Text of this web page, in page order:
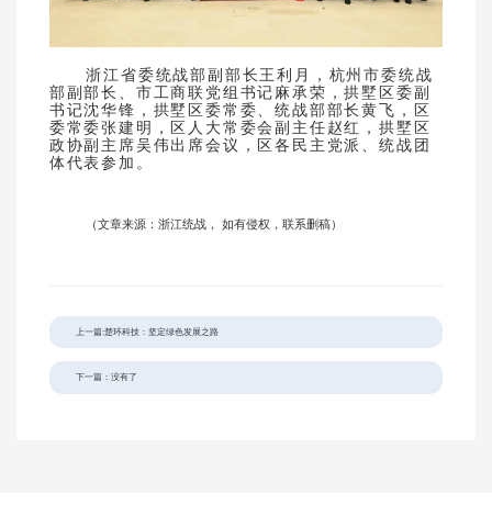
浙江省委统战部副部长王利月，杭州市委统战
部副部长、市工商联党组书记麻承荣，拱墅区委副
书记沈华锋，拱墅区委常委、统战部部长黄飞，区
委常委张建明，区人大常委会副主任赵红，拱墅区
政协副主席吴伟出席会议，区各民主党派、统战团
体代表参加。
（文章来源：浙江统战， 如有侵权，联系删稿）
上一篇:楚环科技：坚定绿色发展之路
下一篇：没有了